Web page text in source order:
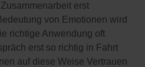
erst
von Emotionen wird
richtige Anwendung oft
erst so richtig in Fahrt
auf diese Weise Vertrauen